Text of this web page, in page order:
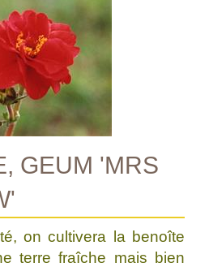
GEUM 'MRS
on cultivera la benoîte
terre fraîche mais bien